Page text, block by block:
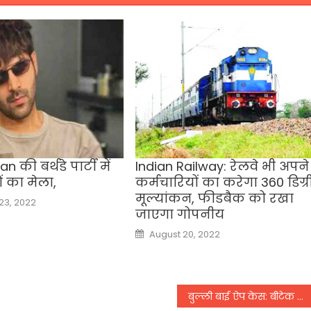
की बर्थडे पार्टी में
का मेला,
2022
Indian Railway: रेलवे भी अपने
कर्मचारियों का करेगा 360
मूल्यांकन, फीडबैक को रखा
जाएगा गोपनीय
Posted
on
August 20, 2022
बुल्ली बाई ऐप केस: बीटेक का छात्र निकला मुख्य आरोपी, दिल्ली पुलिस ने असम से किया गिरफ्तार